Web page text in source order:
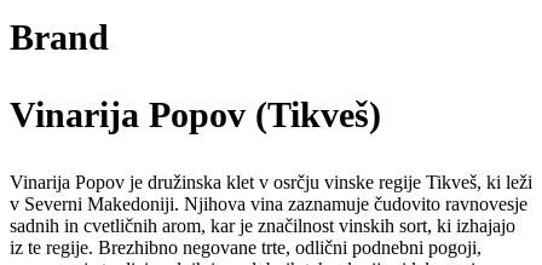
Brand
Vinarija Popov (Tikveš)
Vinarija Popov je družinska klet v osrčju vinske regije Tikveš, ki leži
v Severni Makedoniji. Njihova vina zaznamuje čudovito ravnovesje
sadnih in cvetličnih arom, kar je značilnost vinskih sort, ki izhajajo
iz te regije. Brezhibno negovane trte, odlični podnebni pogoji,